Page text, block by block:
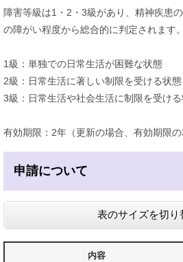
障害等級は1・2・3級があり、精神疾患
の障がい程度から総合的に判定されます。
1級：単独での日常生活が困難な状態
2級：日常生活に著しい制限を受ける状態
3級：日常生活や社会生活に制限を受け
有効期限：2年（更新の場合、有効期限の
申請について
表のサイズを切り
内容